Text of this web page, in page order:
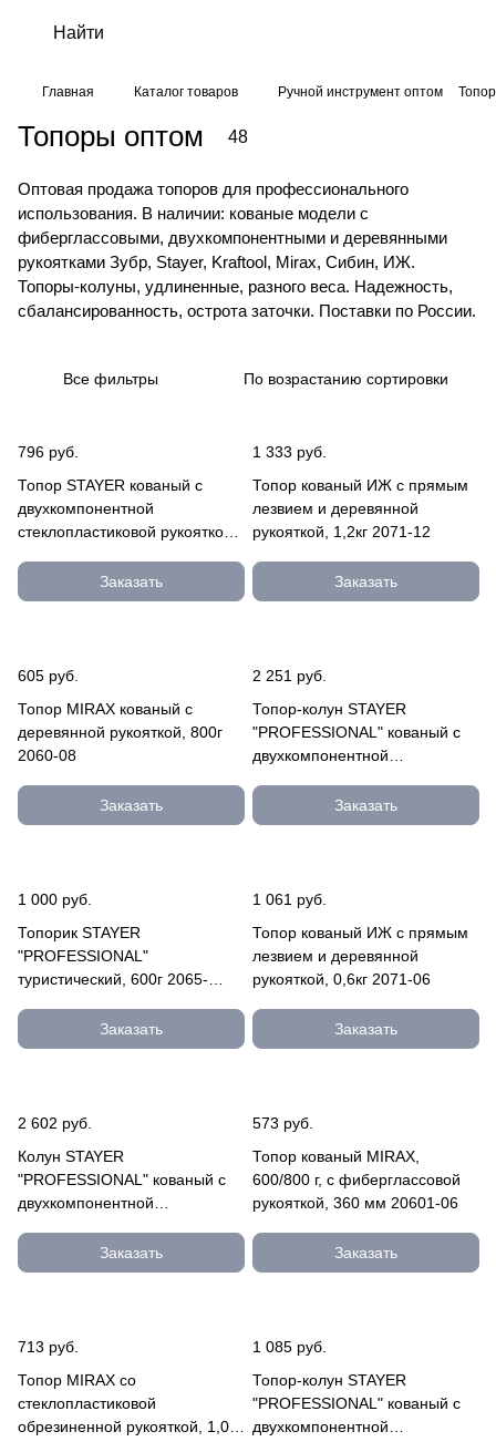
Главная Каталог товаров Ручной инструмент оптом
Топоры оптом 48
Оптовая продажа топоров для профессионального
использования. В наличии: кованые модели с
фиберглассовыми, двухкомпонентными и деревянными
рукоятками Зубр, Stayer, Kraftool, Mirax, Сибин, ИЖ.
Топоры-колуны, удлиненные, разного веса. Надежность,
сбалансированность, острота заточки. Поставки по России.
Все фильтры По возрастанию сортировки
796 руб.
Топор STAYER кованый с
двухкомпонентной
стеклопластиковой рукояткой,
Заказать
1 333 руб.
Топор кованый ИЖ с прямым
лезвием и деревянной
рукояткой, 1,2кг 2071-12
Заказать
605 руб.
Топор MIRAX кованый с
деревянной рукояткой, 800г
2060-08
Заказать
2 251 руб.
Топор-колун STAYER
"PROFESSIONAL" кованый с
двухкомпонентной
"ушастый", 2к 20623-20
Заказать
1 000 руб.
Топорик STAYER
"PROFESSIONAL"
туристический, 600г 2065-
Заказать
1 061 руб.
Топор кованый ИЖ с прямым
лезвием и деревянной
рукояткой, 0,6кг 2071-06
Заказать
2 602 руб.
Колун STAYER
"PROFESSIONAL" кованый с
двухкомпонентной
3кг/900мм 20624-30
Заказать
573 руб.
Топор кованый MIRAX,
600/800 г, с фиберглассовой
рукояткой, 360 мм 20601-06
Заказать
713 руб.
Топор MIRAX со
стеклопластиковой
обрезиненной рукояткой, 1,0кг
1 085 руб.
Топор-колун STAYER
"PROFESSIONAL" кованый с
двухкомпонентной